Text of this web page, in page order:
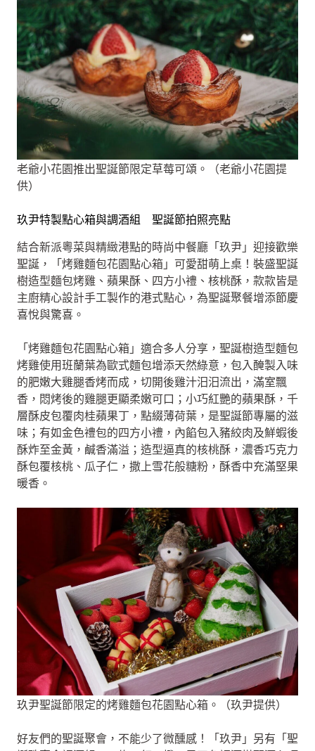
老爺小花園推出聖誕節限定草莓可頌。（老爺小花園提
供）
玖尹特製點心箱與調酒組 聖誕節拍照亮點
結合新派粵菜與精緻港點的時尚中餐廳「玖尹」迎接歡樂
聖誕，「烤雞麵包花園點心箱」可愛甜萌上桌！裝盛聖誕
樹造型麵包烤雞、蘋果酥、四方小禮、核桃酥，款款皆是
主廚精心設計手工製作的港式點心，為聖誕聚餐增添節慶
喜悅與驚喜。
「烤雞麵包花園點心箱」適合多人分享，聖誕樹造型麵包
烤雞使用班蘭葉為歐式麵包增添天然綠意，包入醃製入味
的肥嫩大雞腿香烤而成，切開後雞汁汨汨流出，滿室飄
香，悶烤後的雞腿更顯柔嫩可口；小巧紅艷的蘋果酥，千
層酥皮包覆肉桂蘋果丁，點綴薄荷葉，是聖誕節專屬的滋
味；有如金色禮包的四方小禮，內餡包入豬絞肉及鮮蝦後
酥炸至金黃，鹹香滿溢；造型逼真的核桃酥，濃香巧克力
酥包覆核桃、瓜子仁，撒上雪花般糖粉，酥香中充滿堅果
暖香。
玖尹聖誕節限定的烤雞麵包花園點心箱。（玖尹提供）
好友們的聖誕聚會，不能少了微醺感！「玖尹」另有「聖